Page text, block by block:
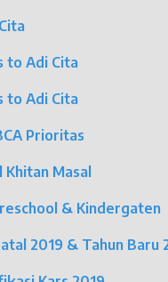
to Adi Cita
to Adi Cita
Prioritas
Masal
& Kindergaten
2019 & Tahun Baru